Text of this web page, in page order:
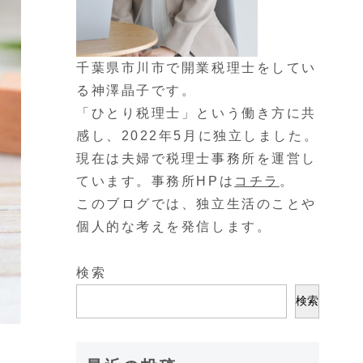
千葉県市川市で開業税理士をしてい
る神澤晶子です。
「ひとり税理士」という働き方に共
感し、2022年5月に独立しました。
現在は夫婦で税理士事務所を運営し
ています。事務所HPは コチラ 。
このブログでは、独立生活のことや
個人的な考えを発信します。
検索
検索